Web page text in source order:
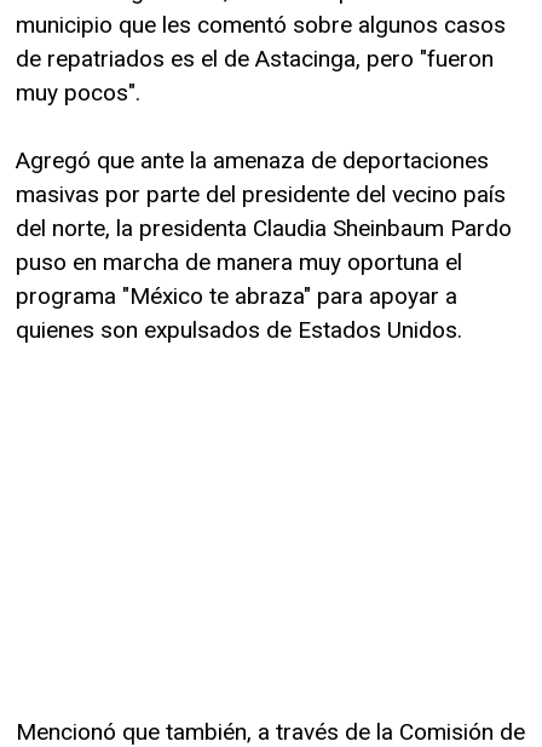
municipio que les comentó sobre algunos casos
de repatriados es el de Astacinga, pero "fueron
muy pocos".
Agregó que ante la amenaza de deportaciones
masivas por parte del presidente del vecino país
del norte, la presidenta Claudia Sheinbaum Pardo
puso en marcha de manera muy oportuna el
programa "México te abraza" para apoyar a
quienes son expulsados de Estados Unidos.
Mencionó que también, a través de la Comisión de